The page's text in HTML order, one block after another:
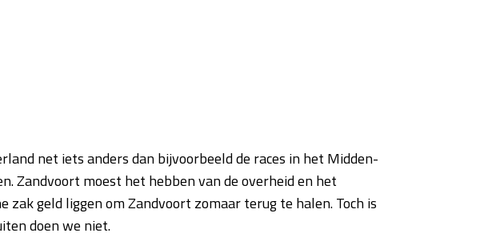
net iets anders dan bijvoorbeeld de races in het Midden-
Zandvoort moest het hebben van de overheid en het
geld liggen om Zandvoort zomaar terug te halen. Toch is
doen we niet.